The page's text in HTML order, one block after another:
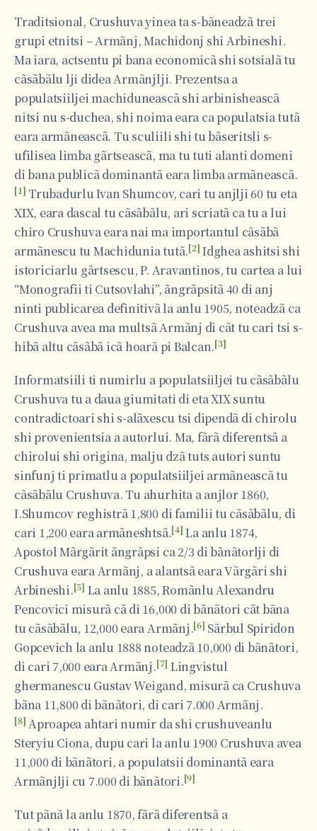
Traditsional, Crushuva yinea ta s-bãneadzã trei
grupi etnitsi – Armãnj, Machidonj shi Arbineshi.
Ma iara, actsentu pi bana economicã shi sotsialã tu
cãsãbãlu lji didea Armãnjlji. Prezentsa a
populatsiiljei machiduneascã shi arbinisheascã
nitsi nu s-duchea, shi noima eara ca populatsia tutã
eara armãneascã. Tu sculiili shi tu bãseritsli s-
ufilisea limba gãrtseascã, ma tu tuti alanti domeni
di bana publicã dominantã eara limba armãneascã.
[1] Trubadurlu Ivan Shumcov, cari tu anjlji 60 tu eta
XIX, eara dascal tu cãsãbãlu, ari scriatã ca tu a lui
chiro Crushuva eara nai ma importantul cãsãbã
armãnescu tu Machidunia tutã.[2] Idghea ashitsi shi
istoriciarlu gãrtsescu, P. Aravantinos, tu cartea a lui
“Monografii ti Cutsovlahi”, ãngrãpsitã 40 di anj
ninti publicarea definitivã la anlu 1905, noteadzã ca
Crushuva avea ma multsã Armãnj di cãt tu cari tsi s-
hibã altu cãsãbã icã hoarã pi Balcan.[3]
Informatsiili ti numirlu a populatsiiljei tu cãsãbãlu
Crushuva tu a daua giumitati di eta XIX suntu
contradictoari shi s-alãxescu tsi dipendã di chirolu
shi provenientsia a autorlui. Ma, fãrã diferentsã a
chirolui shi origina, malju dzã tuts autori suntu
sinfunj ti primatlu a populatsiiljei armãneascã tu
cãsãbãlu Crushuva. Tu ahurhita a anjlor 1860,
I.Shumcov reghistrã 1,800 di familii tu cãsãbãlu, di
cari 1,200 eara armãneshtsã.[4] La anlu 1874,
Apostol Mãrgãrit ãngrãpsi ca 2/3 di bãnãtorlji di
Crushuva eara Armãnj, a alantsã eara Vãrgãri shi
Arbineshi.[5] La anlu 1885, Romãnlu Alexandru
Pencovici misurã cã di 16,000 di bãnãtori cãt bãna
tu cãsãbãlu, 12,000 eara Armãnj.[6] Sãrbul Spiridon
Gopcevich la anlu 1888 noteadzã 10,000 di bãnãtori,
di cari 7,000 eara Armãnj.[7] Lingvistul
ghermanescu Gustav Weigand, misurã ca Crushuva
bãna 11,800 di bãnãtori, di cari 7.000 Armãnj.
[8] Aproapea ahtari numir da shi crushuveanlu
Steryiu Ciona, dupu cari la anlu 1900 Crushuva avea
11,000 di bãnãtori, a populatsii dominantã eara
Armãnjlji cu 7.000 di bãnãtori.[9]
Tut pãnã la anlu 1870, fãrã diferentsã a